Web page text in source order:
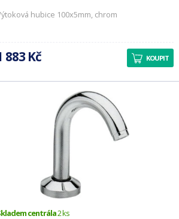
hubice 100x5mm, chrom
883 Kč KOUPIT
centrála2 ks